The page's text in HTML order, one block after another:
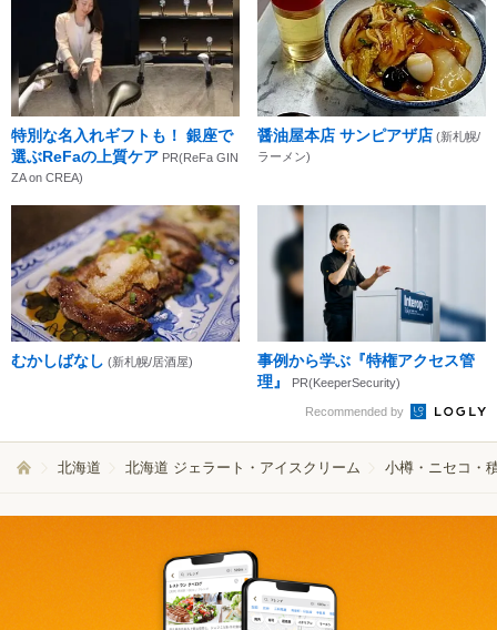
特別な名入れギフトも！ 銀座で
選ぶReFaの上質ケア PR(ReFa GIN
ZA on CREA)
醤油屋本店 サンピアザ店 (新札幌/
ラーメン)
むかしばなし (新札幌/居酒屋)
事例から学ぶ『特権アクセス管
理』
PR(KeeperSecurity)
Recommended by
北海道 北海道 ジェラート・アイスクリーム 小樽・ニセコ・